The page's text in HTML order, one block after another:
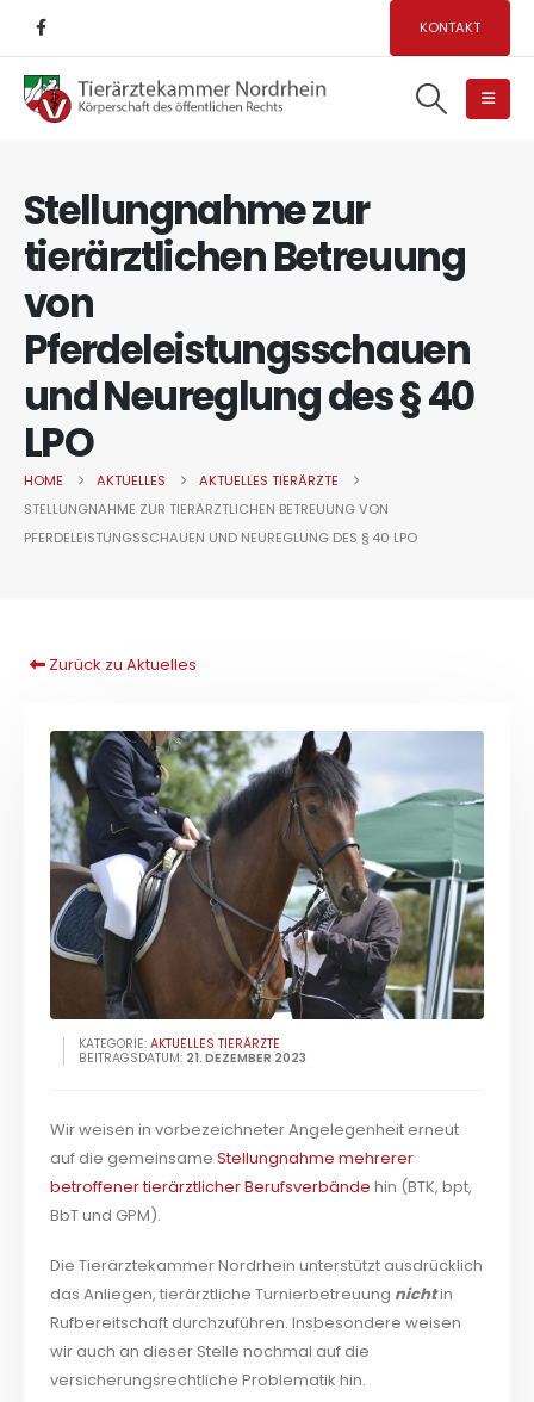
KONTAKT
Stellungnahme zur
tierärztlichen Betreuung
von
Pferdeleistungsschauen
und Neureglung des § 40
LPO
HOME AKTUELLES
AKTUELLES TIERÄRZTE
STELLUNGNAHME ZUR TIERÄRZTLICHEN BETREUUNG VON
PFERDELEISTUNGSSCHAUEN UND NEUREGLUNG DES § 40 LPO
Zurück zu Aktuelles
KATEGORIE: AKTUELLES TIERÄRZTE
BEITRAGSDATUM: 21. DEZEMBER 2023
Wir weisen in vorbezeichneter Angelegenheit erneut
auf die gemeinsameStellungnahme mehrerer
betroffener tierärztlicher Berufsverbände hin (BTK, bpt,
BbT und GPM).
Die Tierärztekammer Nordrhein unterstützt ausdrücklich
das Anliegen, tierärztliche Turnierbetreuung nichtin
Rufbereitschaft durchzuführen. Insbesondere weisen
wir auch an dieser Stelle nochmal auf die
versicherungsrechtliche Problematik hin.